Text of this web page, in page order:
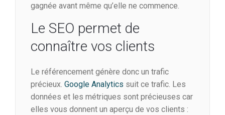
gagnée avant même qu’elle ne commence.
Le SEO permet de
connaître vos clients
Le référencement génère donc un trafic
précieux. Google Analytics suit ce trafic. Les
données et les métriques sont précieuses car
elles vous donnent un aperçu de vos clients :